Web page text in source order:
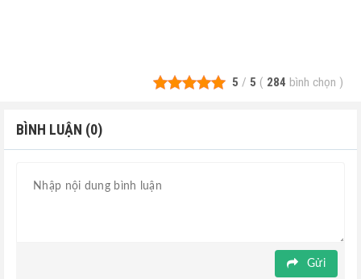
5 / 5 ( 284 bình chọn )
BÌNH LUẬN (0)
Gửi